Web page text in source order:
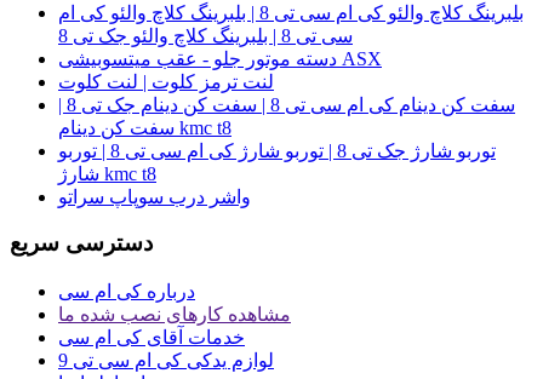
بلبرینگ کلاچ والئو کی ام سی تی 8 | بلبرینگ کلاچ والئو کی ام
سی تی 8 | بلبرینگ کلاچ والئو جک تی 8
دسته موتور جلو - عقب میتسوبیشی ASX
لنت ترمز کلوت | لنت کلوت
سفت کن دینام کی ام سی تی 8 | سفت کن دینام جک تی 8 |
سفت کن دینام kmc t8
توربو شارژ جک تی 8 | توربو شارژ کی ام سی تی 8 | توربو
شارژ kmc t8
واشر درب سوپاپ سراتو
دسترسی سریع
درباره کی ام سی
مشاهده کارهای نصب شده ما
خدمات آقای کی ام سی
لوازم یدکی کی ام سی تی 9